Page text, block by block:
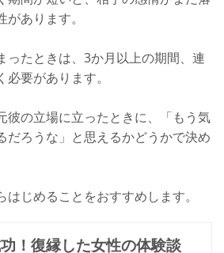
あります。
ったときは、3か月以上の期間、連
要があります。
彼の立場に立ったときに、「もう気
だろうな」と思えるかどうかで決め
はじめることをおすすめします。
！復縁した女性の体験談